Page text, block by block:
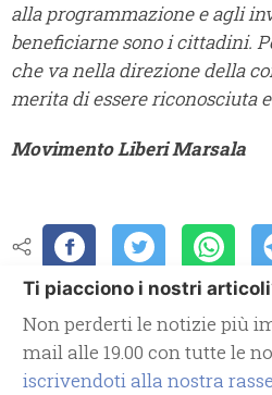
alla programmazione e agli
beneficiarne sono i cittadini.
che va nella direzione della
merita di essere riconosciuta
Movimento Liberi Marsala
Ti piacciono i nostri
Non perderti le notizie più
mail alle 19.00 con tutte le
iscrivendoti alla nostra